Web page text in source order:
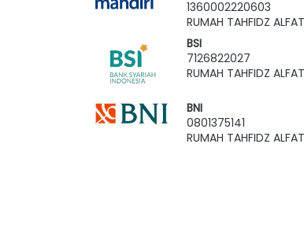
1360002220603
RUMAH TAHFIDZ
BSI
7126822027
RUMAH TAHFIDZ
BNI
0801375141
RUMAH TAHFIDZ